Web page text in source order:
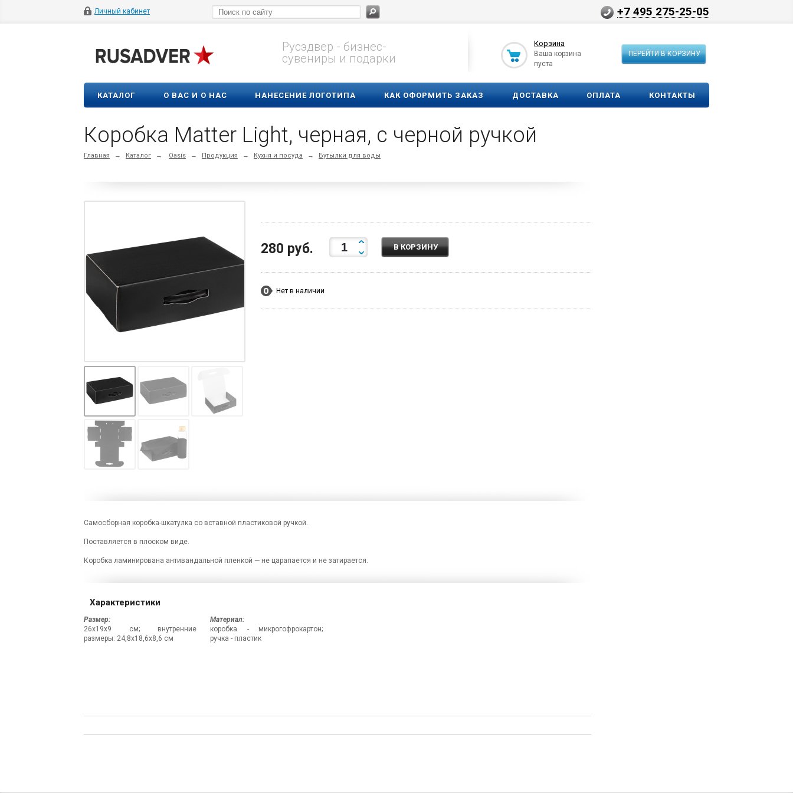
Личный кабинет +7 495 275-25-05
Русэдвер - бизнес-
сувениры и подарки
Корзина
Ваша корзина
пуста
ПЕРЕЙТИ В КОРЗИНУ
КАТАЛОГ О ВАС И О НАС НАНЕСЕНИЕ ЛОГОТИПА КАК ОФОРМИТЬ ЗАКАЗ ДОСТАВКА ОПЛАТА КОНТАКТЫ
Коробка Matter Light, черная, с черной ручкой
Главная → Каталог → Oasis → Продукция → Кухня и посуда → Бутылки для воды
280 руб. В КОРЗИНУ
Нет в наличии
Самосборная коробка-шкатулка со вставной пластиковой ручкой.
Поставляется в плоском виде.
Коробка ламинирована антивандальной пленкой — не царапается и не затирается.
Характеристики
Размер:
26x19x9 см; внутренние
размеры: 24,8x18,6x8,6 см
Материал:
коробка - микрогофрокартон;
ручка - пластик